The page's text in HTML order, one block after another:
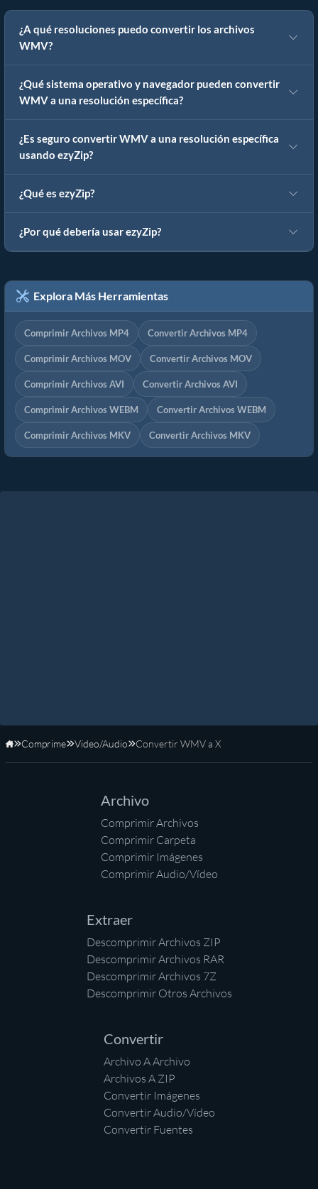
¿A qué resoluciones puedo convertir los archivos
WMV?
¿Qué sistema operativo y navegador pueden convertir
WMV a una resolución específica?
¿Es seguro convertir WMV a una resolución específica
usando ezyZip?
¿Qué es ezyZip?
¿Por qué debería usar ezyZip?
Explora Más Herramientas
Comprimir Archivos MP4 Convertir Archivos MP4
Comprimir Archivos MOV Convertir Archivos MOV
Comprimir Archivos AVI Convertir Archivos AVI
Comprimir Archivos WEBM Convertir Archivos WEBM
Comprimir Archivos MKV Convertir Archivos MKV
Inicio
Comprime Video/Audio Convertir WMV a X
Archivo
Comprimir Archivos
Comprimir Carpeta
Comprimir Imágenes
Comprimir Audio/Vídeo
Extraer
Descomprimir Archivos ZIP
Descomprimir Archivos RAR
Descomprimir Archivos 7Z
Descomprimir Otros Archivos
Convertir
Archivo A Archivo
Archivos A ZIP
Convertir Imágenes
Convertir Audio/Vídeo
Convertir Fuentes